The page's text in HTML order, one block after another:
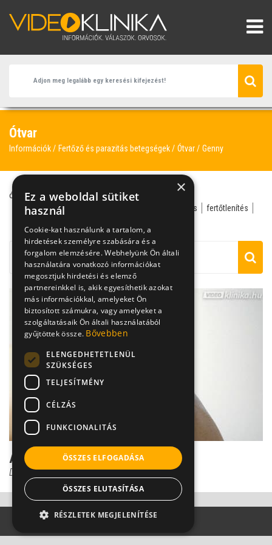
Ótvar
Információk Fertőző és parazitás betegségek Ótvar Genny
ótvar kiütés antibiotikum
atópiás bőrgyulladás
bőr- és nemi gyógyász
bőrviszketés
fertőtlenítés
A gerincvelőben bujkáló herpesz
Dr. Tisza Tímea
×
Ez a weboldal sütiket
használ
Cookie-kat használunk a tartalom, a
hirdetések személyre szabására és a
forgalom elemzésére. Webhelyünk Ön általi
használatára vonatkozó információkat
megosztjuk hirdetési és elemző
partnereinkkel is, akik egyesíthetik azokat
más információkkal, amelyeket Ön
biztosított számukra, vagy amelyeket a
szolgáltatásaik Ön általi használatából
gyűjtöttek össze. Bővebben
ELENGEDHETETLENÜL
SZÜKSÉGES
TELJESÍTMÉNY
CÉLZÁS
FUNKCIONALITÁS
ÖSSZES ELFOGADÁSA
ÖSSZES ELUTASÍTÁSA
RÉSZLETEK MEGJELENÍTÉSE